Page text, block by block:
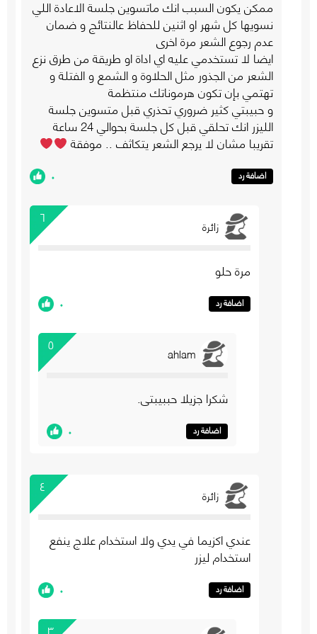
ممكن يكون السبب انك ماتسوين جلسة الاعادة اللي
نسويها كل شهر او اثنين للحفاظ عالنتائج و ضمان
عدم رجوع الشعر مرة اخرى
ايضا لا تستخدمي عليه اي اداة او طريقة من طرق نزع
الشعر من الجذور مثل الحلاوة و الشمع و الفتلة و
تهتمي بإن تكون هرموناتك منتظمة
و حبيبتي كثير ضروري تحذري قبل متسوين جلسة
الليزر انك تحلقي قبل كل جلسة بحوالي 24 ساعة
تقريبا مشان لا يرجع الشعر يتكاثف .. موفقة
اضافة رد ٠
٦ زائرة
مرة حلو
اضافة رد ٠
٥ ahlam
شكرا جزيلا حببيبتي.
اضافة رد ٠
٤ زائرة
عندي اكزيما في يدي ولا استخدام علاج ينفع
استخدام ليزر
اضافة رد ٠